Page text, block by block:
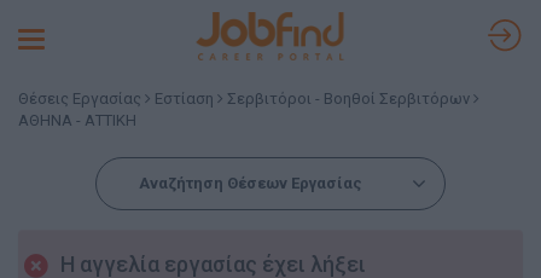
Toggle
Θέσεις Εργασίας Εστίαση
Σερβιτόροι - Βοηθοί Σερβιτόρων
ΑΘΗΝΑ - ΑΤΤΙΚΗ
Αναζήτηση Θέσεων Εργασίας
Η αγγελία εργασίας έχει λήξει